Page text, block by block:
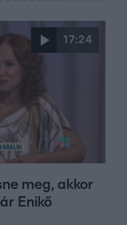
17:24
meg, akkor
Enikő